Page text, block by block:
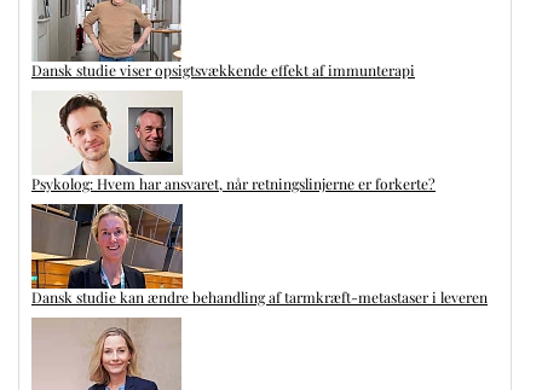
Dansk studie viser opsigtsvækkende effekt af immunterapi
Psykolog: Hvem har ansvaret, når retningslinjerne er forkerte?
Dansk studie kan ændre behandling af tarmkræft-metastaser i leveren